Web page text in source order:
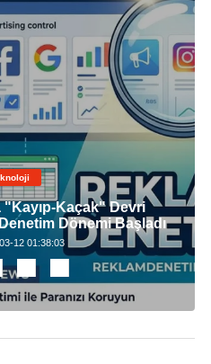
"Kayıp-Kaçak" Devri
Dönemi Başladı
12 01:38:03